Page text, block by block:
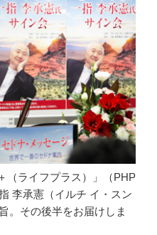
（ライフプラス）」（PHP
李承憲（イルチ イ・スン
。その後半をお届けしま